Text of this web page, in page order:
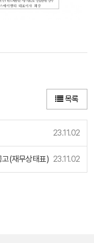
목록
23.11.02
(재무상태표) 23.11.02